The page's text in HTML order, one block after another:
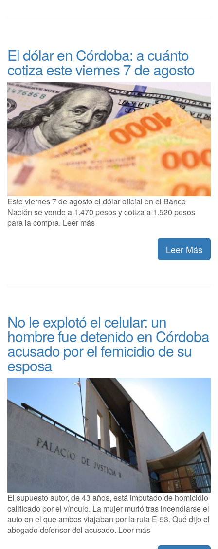
El dólar en Córdoba: a cuánto
cotiza este viernes 7 de agosto
Este viernes 7 de agosto el dólar oficial en el Banco
Nación se vende a 1.470 pesos y cotiza a 1.520 pesos
para la compra. Leer más
Leer Más
No le explotó el celular: un
hombre fue detenido en Córdoba
acusado por el femicidio de su
esposa
El supuesto autor, de 43 años, está imputado de homicidio
calificado por el vínculo. La mujer murió tras incendiarse el
auto en el que ambos viajaban por la ruta E-53. Qué dijo el
abogado defensor del acusado. Leer más